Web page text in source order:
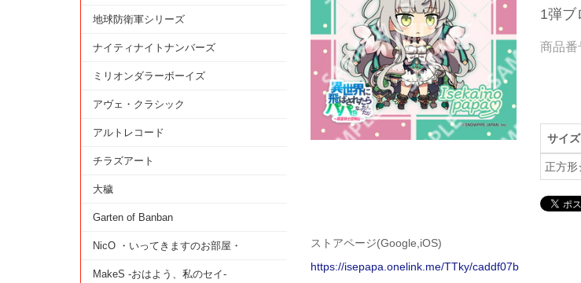
1弾ブ
商品番
サイズ
正方形
ストアページ(Google,iOS)
https://isepapa.onelink.me/TTky/caddf07b
地球防衛軍シリーズ
ナイティナイトナンバーズ
ミリオンダラーボーイズ
アヴェ・クラシック
アルトレコード
チラズアート
大穢
Garten of Banban
NicO ・いってきますのお部屋・
MakeS -おはよう、私のセイ-